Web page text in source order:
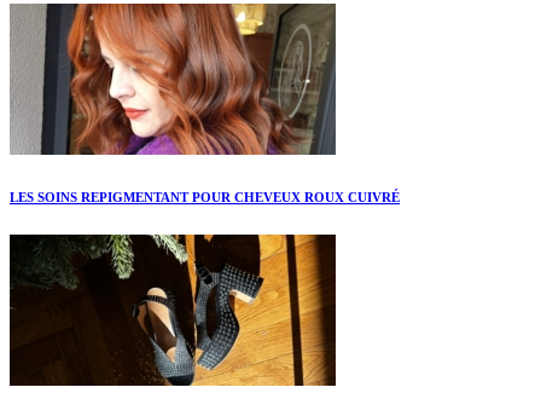
LES SOINS REPIGMENTANT POUR CHEVEUX ROUX CUIVRÉ